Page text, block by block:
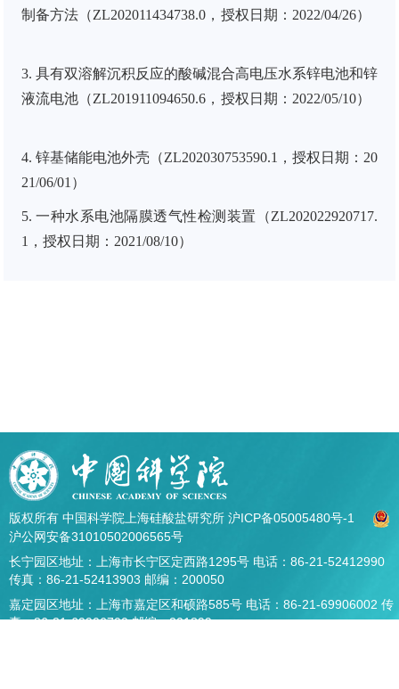
制备方法（ZL202011434738.0 ，授权日期： 2022/04/26）
3. 具有双溶解沉积反应的酸碱混合高电压水系锌电池和锌
液流电池（ZL201911094650.6 ，授权日期： 2022/05/10）
4. 锌基储能电池外壳（ZL202030753590.1 ，授权日期： 20
21/06/01 ）
5.一种水系电池隔膜透气性检测装置（ZL202022920717.
1 ，授权日期： 2021/08/10）
版权所有 中国科学院上海硅酸盐研究所 沪ICP备05005480号-1
沪公网安备31010502006565号
长宁园区地址：上海市长宁区定西路1295号 电话：86-21-52412990
传真：86-21-52413903 邮编：200050
嘉定园区地址：上海市嘉定区和硕路585号 电话：86-21-69906002 传
真：86-21-69906700 邮编：201899